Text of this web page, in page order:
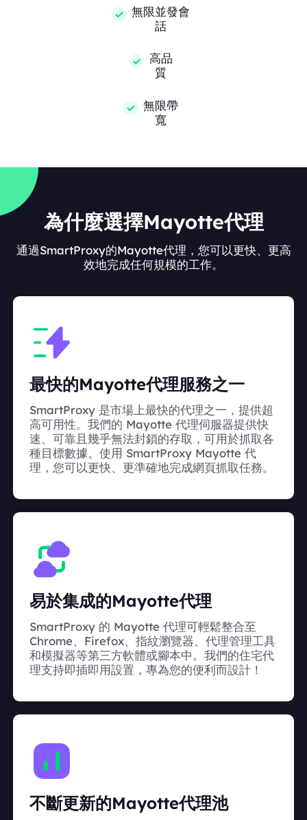
無限並發會
話
高品
質
無限帶
寬
為什麼選擇Mayotte代理
通過SmartProxy的Mayotte代理，您可以更快、更高
效地完成任何規模的工作。
最快的Mayotte代理服務之一
SmartProxy 是市場上最快的代理之一，提供超
高可用性。我們的 Mayotte 代理伺服器提供快
速、可靠且幾乎無法封鎖的存取，可用於抓取各
種目標數據。使用 SmartProxy Mayotte 代
理，您可以更快、更準確地完成網頁抓取任務。
易於集成的Mayotte代理
SmartProxy 的 Mayotte 代理可輕鬆整合至
Chrome、Firefox、指紋瀏覽器、代理管理工具
和模擬器等第三方軟體或腳本中。我們的住宅代
理支持即插即用設置，專為您的便利而設計！
不斷更新的Mayotte代理池